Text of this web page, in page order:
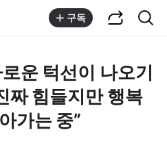
구독
운 턱선이 나오기
짜 힘들지만 행복
가는 중”